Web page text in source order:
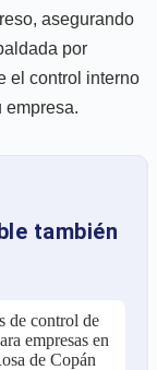
asegurando
por
el control interno
empresa.
también
de control de
empresas en
de Copán